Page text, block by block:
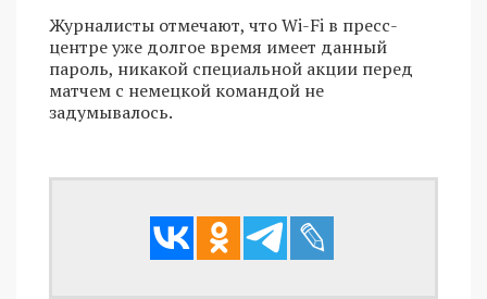
Журналисты отмечают, что Wi-Fi в пресс-
центре уже долгое время имеет данный
пароль, никакой специальной акции перед
матчем с немецкой командой не
задумывалось.